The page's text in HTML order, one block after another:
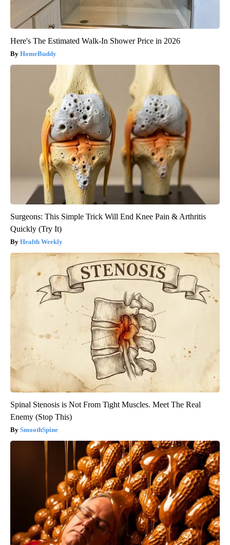
Here's The Estimated Walk-In Shower Price in 2026
HomeBuddy
Surgeons: This Simple Trick Will End Knee Pain & Arthritis
Quickly (Try It)
Health Weekly
Spinal Stenosis is Not From Tight Muscles. Meet The Real
Enemy (Stop This)
SmoothSpine